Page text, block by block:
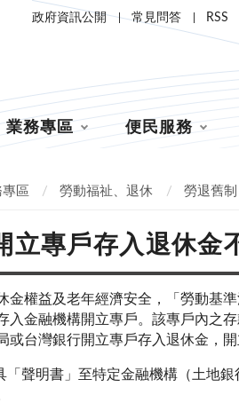
政府資訊公開 常見問答 RSS
業務專區 便民服務
區 勞動福祉、退休 勞退舊制
立專戶存入退休金
金權益及老年經濟安全，「勞動基
入金融機構開立專戶。該專戶內之
或台灣銀行開立專戶存入退休金 ，
「聲明書」至特定金融機構（土地